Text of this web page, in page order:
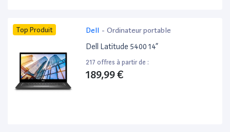
Top Produit Dell - Ordinateur portable
Dell Latitude 5400 14”
217 offres à partir de :
189,99 €